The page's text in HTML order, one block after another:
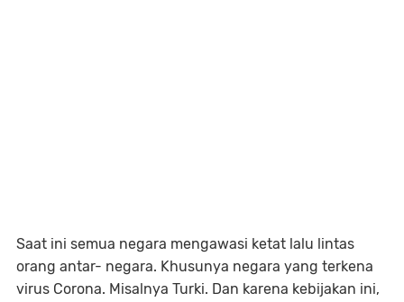
Saat ini semua negara mengawasi ketat lalu lintas
orang antar- negara. Khusunya negara yang terkena
virus Corona. Misalnya Turki. Dan karena kebijakan ini,